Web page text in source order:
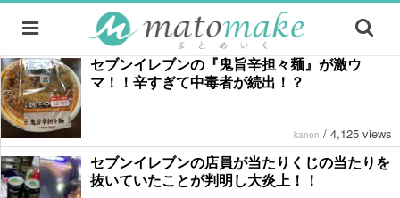
セブンイレブンの『鬼旨辛担々麺』が激ウ
マ！！辛すぎて中毒者が続出！？
kanon / 4,125 views
セブンイレブンの店員が当たりくじの当たりを
抜いていたことが判明し大炎上！！